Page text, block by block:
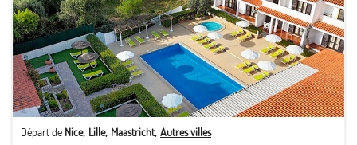
Départ de Nice Lille Maastricht Autres villes